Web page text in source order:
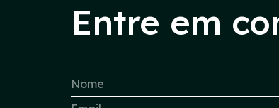
Entre em